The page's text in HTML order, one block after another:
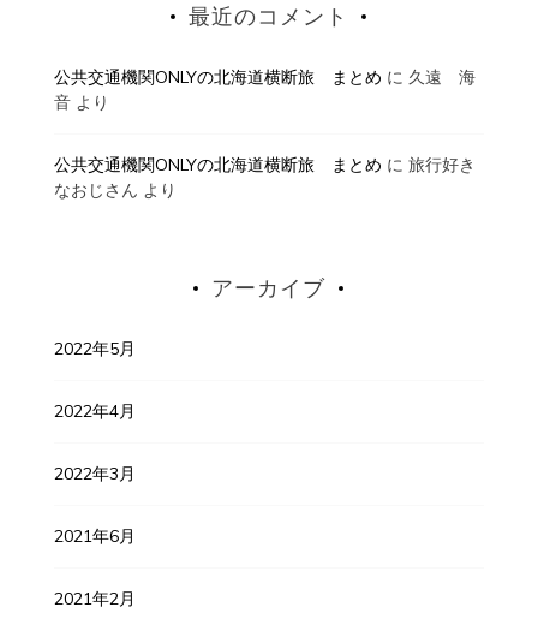
最近のコメント
公共交通機関ONLYの北海道横断旅 まとめ に 久遠 海
音より
公共交通機関ONLYの北海道横断旅 まとめ に 旅行好き
なおじさん より
アーカイブ
2022年5月
2022年4月
2022年3月
2021年6月
2021年2月